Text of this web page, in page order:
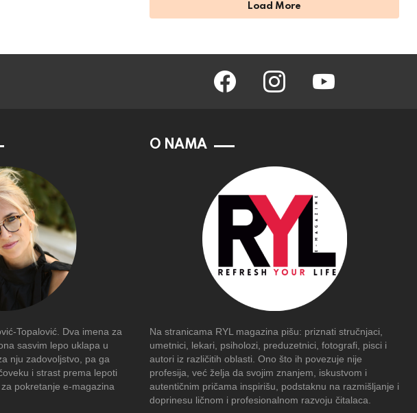
Load More
facebook instagram youtube
Topalović. Dva imena za
sasvim lepo uklapa u
nju zadovoljstvo, pa ga
i strast prema lepoti
pokretanje e-magazina
O NAMA
Na stranicama RYL magazina pišu: priznati stručnjaci,
umetnici, lekari, psiholozi, preduzetnici, fotografi, pisci i
autori iz različitih oblasti. Ono što ih povezuje nije
profesija, već želja da svojim znanjem, iskustvom i
autentičnim pričama inspirišu, podstaknu na razmišljanje i
doprinesu ličnom i profesionalnom razvoju čitalaca.